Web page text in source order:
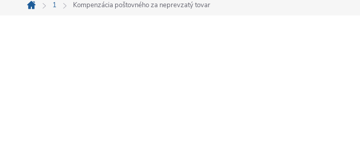
Domov
1 Kompenzácia poštovného za neprevzatý tovar